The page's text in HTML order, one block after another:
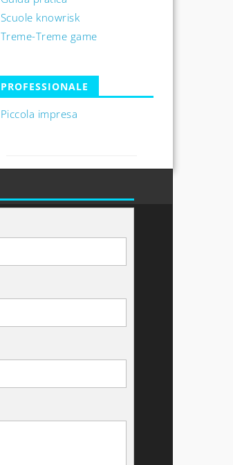
Scuole knowrisk
Treme-Treme game
PROFESSIONALE
Piccola impresa